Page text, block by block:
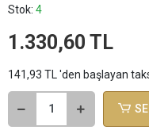
Stok: 4
1.330,60 TL
141,93 TL 'den başlayan